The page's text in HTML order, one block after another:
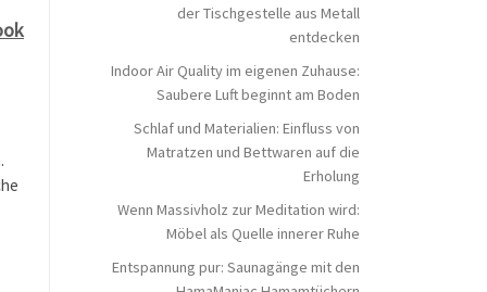
der Tischgestelle aus Metall
entdecken
Indoor Air Quality im eigenen Zuhause:
Saubere Luft beginnt am Boden
Schlaf und Materialien: Einfluss von
Matratzen und Bettwaren auf die
Erholung
Wenn Massivholz zur Meditation wird:
Möbel als Quelle innerer Ruhe
Entspannung pur: Saunagänge mit den